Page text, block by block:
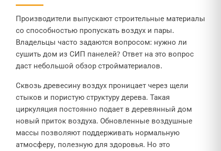
Производители выпускают строительные материалы
со способностью пропускать воздух и пары.
Владельцы часто задаются вопросом: нужно ли
сушить дом из СИП панелей? Ответ на это вопрос
даст небольшой обзор стройматериалов.
Сквозь древесину воздух проницает через щели
стыков и пористую структуру дерева. Такая
циркуляция постоянно подает в деревянный дом
новый приток воздуха. Обновленные воздушные
массы позволяют поддерживать нормальную
атмосферу, полезную для здоровья. Но это